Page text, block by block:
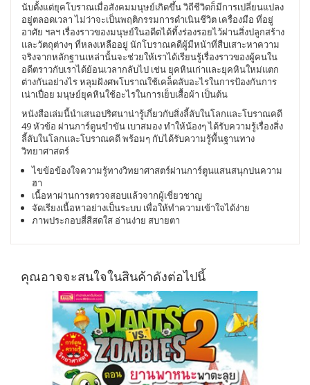
นับตั้งแต่ยุคโบราณเมื่อสังคมมนุษย์เกิดขึ้น วิถีชีวิตก็มีการเปลี่ยนแปลง
อยู่ตลอดเวลา ไม่ว่าจะเป็นพฤติกรรมการดำเนินชีวิต เครื่องมือ ที่อยู่
อาศัย ฯลฯ เรื่องราวของมนุษย์ในอดีตได้ทิ้งร่องรอยไว้ผ่านสิ่งปลูกสร้าง
และวัตถุต่างๆ ที่หลงเหลืออยู่ นักโบราณคดีผู้มีหน้าที่สืบเสาะหาความ
จริงจากหลักฐานเหล่านั้นจะช่วยให้เราได้เรียนรู้เรื่องราวของผู้คนใน
อดีตราวกับเราได้ย้อนเวลากลับไป เช่น ยุคหินเก่าและยุคหินใหม่แตก
ต่างกันอย่างไร หลุมฝังศพโบราณใช้เคล็ดลับอะไรในการป้องกันการ
เน่าเปื่อย มนุษย์ยุคหินใช้อะไรในการเย็บเสื้อผ้า เป็นต้น
หนังสือเล่มนี้นำเสนอปริศนาน่ารู้เกี่ยวกับสิ่งลี้ลับในโลกและโบราณคดี
49 หัวข้อ ผ่านการ์ตูนขำขัน เบาสมอง ทำให้น้องๆ ได้รับความรู้เรื่องสิ่ง
ลี้ลับในโลกและโบราณคดี พร้อมๆ กับได้รับความรู้พื้นฐานทาง
วิทยาศาสตร์
ไขข้อข้องใจความรู้ทางวิทยาศาสตร์ผ่านการ์ตูนแสนสนุกปนความ
ฮา
เนื้อหาผ่านการตรวจสอบแล้วจากผู้เชี่ยวชาญ
จัดเรียงเนื้อหาอย่างเป็นระบบ เพื่อให้ทำความเข้าใจได้ง่าย
ภาพประกอบสี่สีสดใส อ่านง่าย สบายตา
คุณอาจจะสนใจในสินค้าดังต่อไปนี้